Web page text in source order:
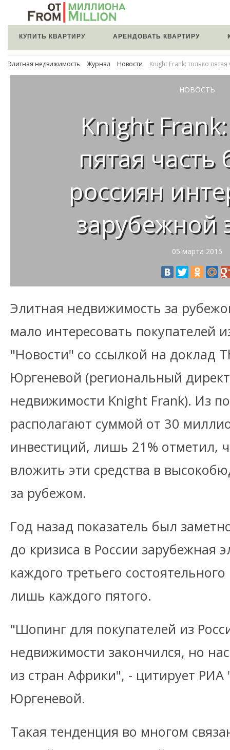
КУПИТЬ КВАРТИРУ АРЕНДОВАТЬ КВАРТИРУ
Элитная недвижимость Журнал Новости Knight Frank: только
НОВОСТЬ
Knight
пятая часть
россиян
зарубежной
05 марта 2015
Элитная недвижимость за
мало интересовать покупателей
"Новости" со ссылкой на доклад
Юргеневой (региональный
недвижимости Knight Frank). Из
располагают суммой от 30
инвестиций, лишь 21% отметил,
вложить эти средства в
за рубежом.
Год назад показатель был
до кризиса в России зарубежная
каждого третьего
лишь каждого пятого.
"Шопинг для покупателей из
недвижимости закончился, но
из стран Африки", - цитирует РИА
Юргеневой.
Такая тенденция во многом